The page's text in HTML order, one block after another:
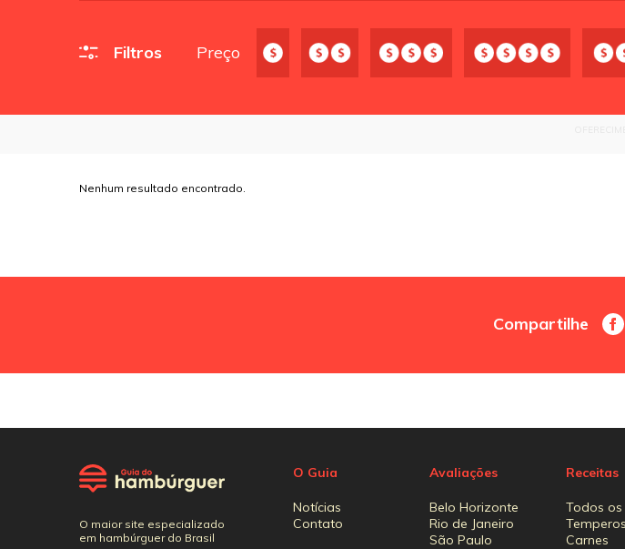
Filtros Preço
Nenhum resultado encontrado.
Compartilhe
O maior site especializado
em hambúrguer do Brasil
O Guia
Notícias
Contato
Avaliações
Belo Horizonte
Rio de Janeiro
São Paulo
Receitas
Todos
Temperos
Carnes